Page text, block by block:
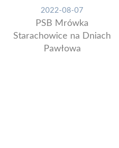
2022-08-07
PSB Mrówka
Starachowice na Dniach
Pawłowa